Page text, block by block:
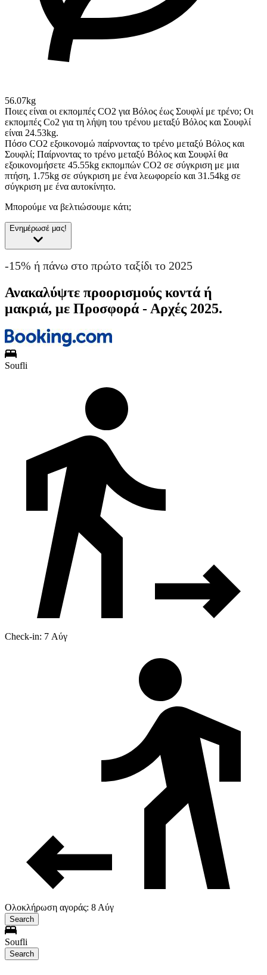
56.07kg
Ποιες είναι οι εκπομπές CO2 για Βόλος έως Σουφλί με τρένο; Οι
εκπομπές Co2 για τη λήψη του τρένου μεταξύ Βόλος και Σουφλί
είναι 24.53kg.
Πόσο CO2 εξοικονομώ παίρνοντας το τρένο μεταξύ Βόλος και
Σουφλί; Παίρνοντας το τρένο μεταξύ Βόλος και Σουφλί θα
εξοικονομήσετε 45.55kg εκπομπών CO2 σε σύγκριση με μια
πτήση, 1.75kg σε σύγκριση με ένα λεωφορείο και 31.54kg σε
σύγκριση με ένα αυτοκίνητο.
Μπορούμε να βελτιώσουμε κάτι;
Ενημέρωσέ μας!
-15% ή πάνω στο πρώτο ταξίδι το 2025
Ανακαλύψτε προορισμούς κοντά ή
μακριά, με Προσφορά - Αρχές 2025.
Soufli
Check-in: 7 Αύγ
Ολοκλήρωση αγοράς: 8 Αύγ
Search
Soufli
Search